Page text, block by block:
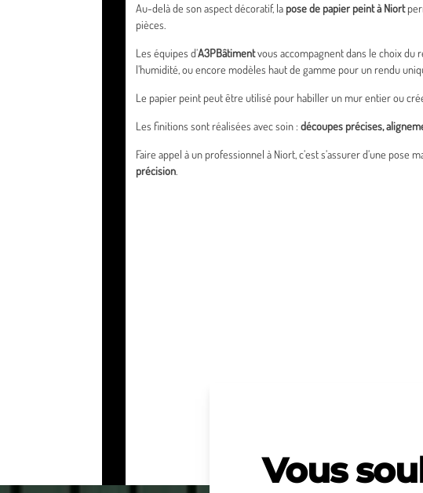
Au-delà de son aspect décoratif, la pose de papier peint à Niort
pièces.
Les équipes d’A3PBâtimentvous accompagnent dans le choix du
l’humidité, ou encore modèles haut de gamme pour un rendu
Le papier peint peut être utilisé pour habiller un mur entier ou
Les finitions sont réalisées avec soin : découpes précises,
Faire appel à un professionnel à Niort, c’est s’assurer d’une
précision.
Vous